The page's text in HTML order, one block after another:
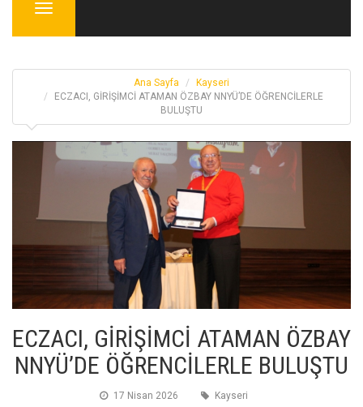
Menu
Ana Sayfa
Kayseri
ECZACI, GİRİŞİMCİ ATAMAN ÖZBAY NNYÜ’DE ÖĞRENCİLERLE
BULUŞTU
ECZACI, GİRİŞİMCİ ATAMAN ÖZBAY
NNYÜ’DE ÖĞRENCİLERLE BULUŞTU
17 Nisan 2026 Kayseri